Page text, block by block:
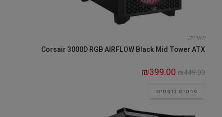
מארזים
Corsair 3000D RGB AIRFLOW Black Mid Tower ATX
₪449.00
₪399.00
פרטים נוספים